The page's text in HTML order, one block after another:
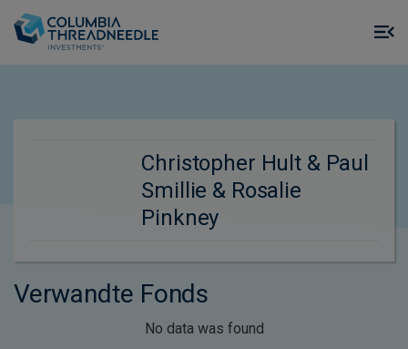
Christopher Hult & Paul
Smillie & Rosalie
Pinkney
Verwandte Fonds
No data was found